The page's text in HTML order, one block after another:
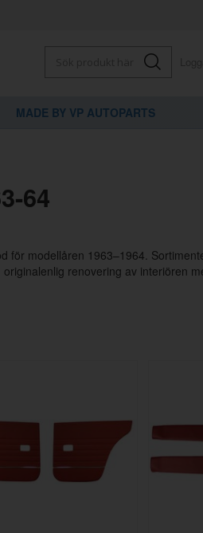
MADE BY VP AUTOPARTS
64
för modellåren 1963–1964.
renovering av interiören